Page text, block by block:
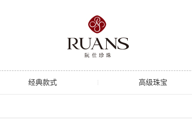
经典款式 高级珠宝